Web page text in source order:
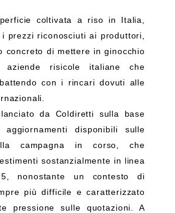
coltivata a riso in Italia,
prezzi riconosciuti ai produttori,
concreto di mettere in ginocchio
aziende risicole italiane che
con i rincari dovuti alle
lanciato da Coldiretti sulla base
disponibili sulle
campagna in corso, che
sostanzialmente in linea
nonostante un contesto di
più difficile e caratterizzato
pressione sulle quotazioni. A